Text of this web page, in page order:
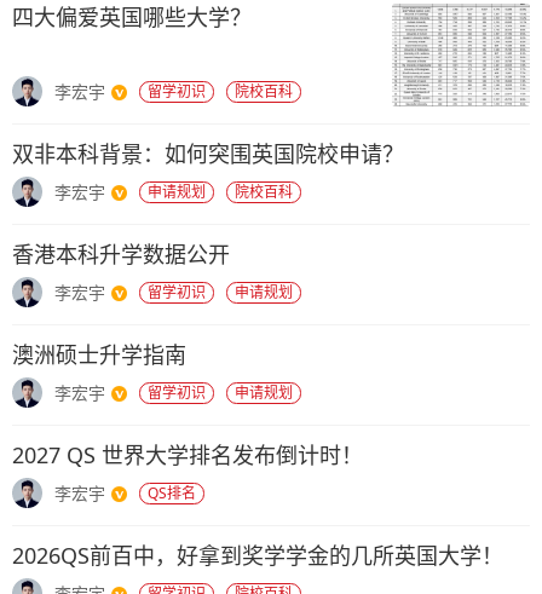
四大偏爱英国哪些大学？
李宏宇 留学初识 院校百科
双非本科背景：如何突围英国院校申请？
李宏宇 申请规划 院校百科
香港本科升学数据公开
李宏宇 留学初识 申请规划
澳洲硕士升学指南
李宏宇 留学初识 申请规划
2027 QS 世界大学排名发布倒计时！
李宏宇 QS排名
2026QS前百中，好拿到奖学学金的几所英国大学！